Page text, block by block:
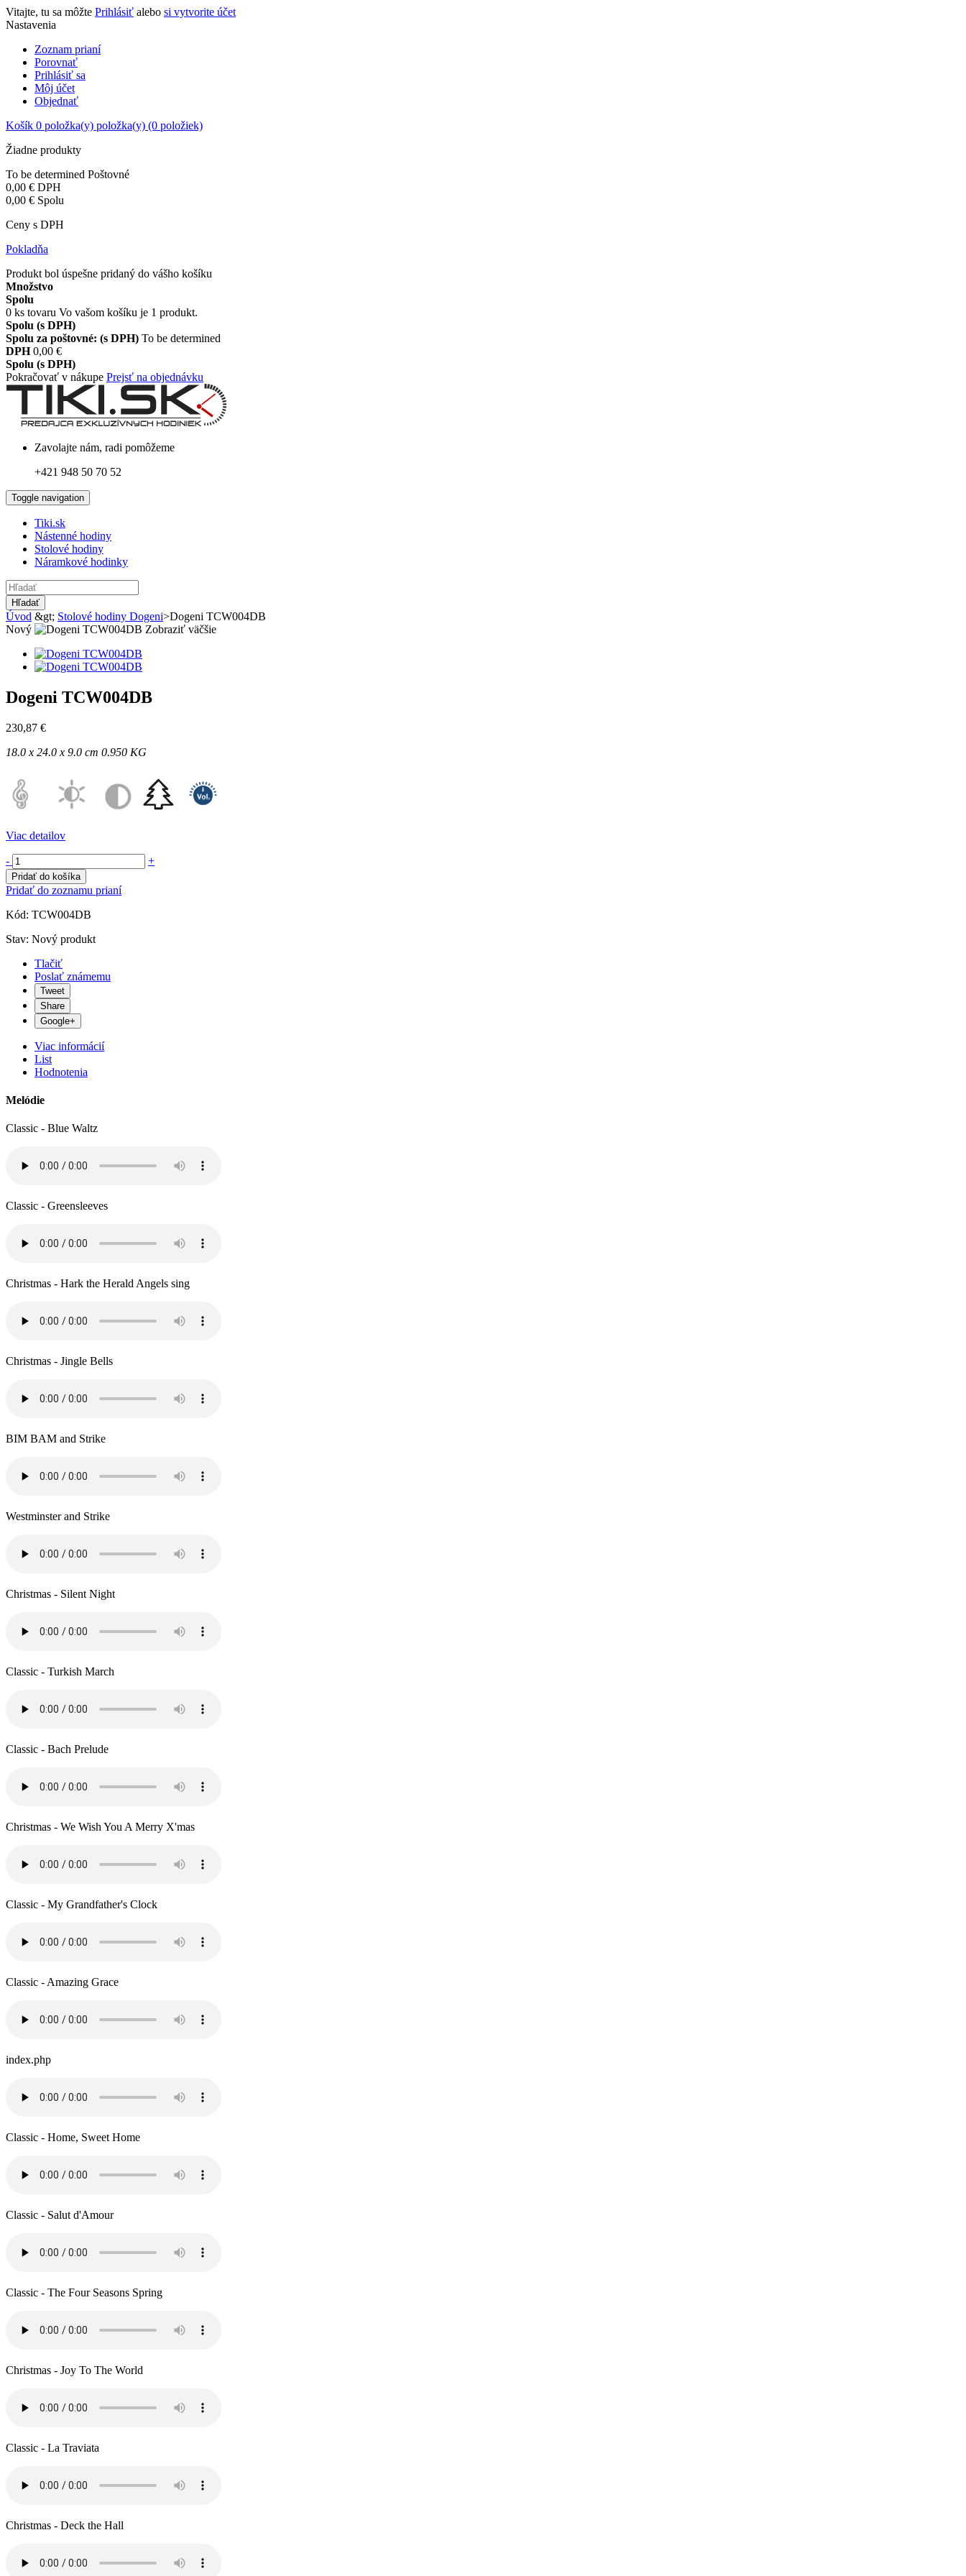
Vitajte, tu sa môžte Prihlásiť alebo si vytvorite účet
Nastavenia
Zoznam prianí
Porovnať
Prihlásiť sa
Môj účet
Objednať
Košík 0 položka(y) položka(y) (0 položiek)
Žiadne produkty
To be determined Poštovné
0,00 € DPH
0,00 € Spolu
Ceny s DPH
Pokladňa
Produkt bol úspešne pridaný do vášho košíku
Množstvo
Spolu
0 ks tovaru Vo vašom košíku je 1 produkt.
Spolu (s DPH)
Spolu za poštovné: (s DPH) To be determined
DPH 0,00 €
Spolu (s DPH)
Pokračovať v nákupe Prejsť na objednávku
Zavolajte nám, radi pomôžeme
+421 948 50 70 52
Toggle navigation
Tiki.sk
Nástenné hodiny
Stolové hodiny
Náramkové hodinky
Hľadať
Úvod &gt; Stolové hodiny Dogeni>Dogeni TCW004DB
Nový
Zobraziť väčšie
Dogeni TCW004DB
230,87 €
18.0 x 24.0 x 9.0 cm 0.950 KG
Viac detailov
- +
Pridať do košíka
Pridať do zoznamu prianí
Kód: TCW004DB
Stav: Nový produkt
Tlačiť
Poslať známemu
Tweet
Share
Google+
Viac informácií
List
Hodnotenia
Melódie
Classic - Blue Waltz
Classic - Greensleeves
Christmas - Hark the Herald Angels sing
Christmas - Jingle Bells
BIM BAM and Strike
Westminster and Strike
Christmas - Silent Night
Classic - Turkish March
Classic - Bach Prelude
Christmas - We Wish You A Merry X'mas
Classic - My Grandfather's Clock
Classic - Amazing Grace
index.php
Classic - Home, Sweet Home
Classic - Salut d'Amour
Classic - The Four Seasons Spring
Christmas - Joy To The World
Classic - La Traviata
Christmas - Deck the Hall